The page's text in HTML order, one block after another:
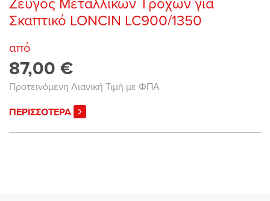
Ζεύγος Μεταλλικών Τροχών για
Σκαπτικό LONCIN LC900/1350
από
87,00 €
Προτεινόμενη Λιανική Τιμή με ΦΠΑ
ΠΕΡΙΣΣΟΤΕΡΑ